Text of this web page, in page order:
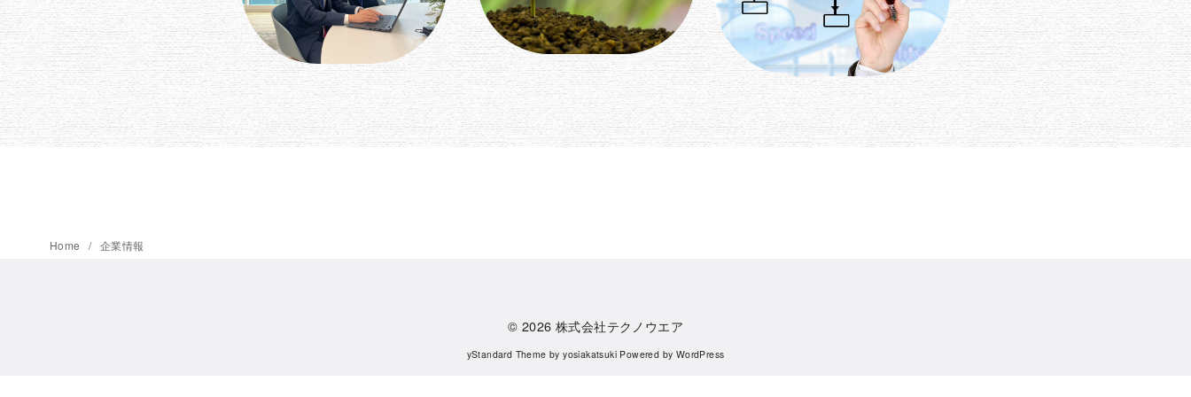
Home 企業情報
© 2026 株式会社テクノウエア
yStandard Theme byyosiakatsuki Powered by WordPress